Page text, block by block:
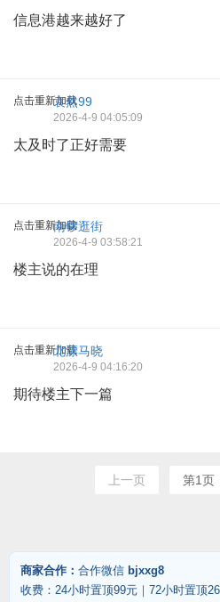
信息港越来越好了
点击重新加载
袁然99
2026-4-9 04:05:09
太及时了正好需要
点击重新加载南锣逛街
2026-4-9 03:58:21
楼主说的在理
点击重新加载北漂马晓
2026-4-9 04:16:20
期待楼主下一篇
上一页 第1页
商家合作： 合作微信 bjxxg8
收费：24小时置顶99元｜72小时置顶